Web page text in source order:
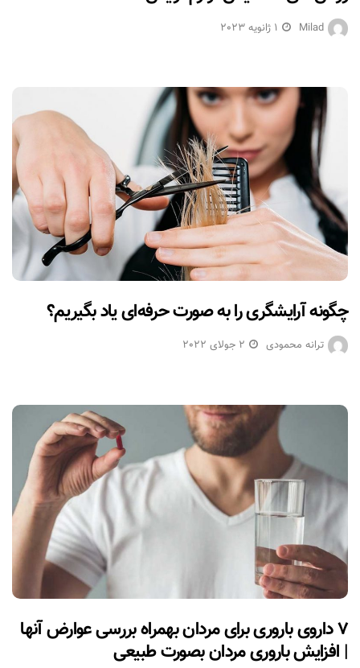
Milad 1 ژانویه 2023
چگونه آرایشگری را به صورت حرفه‌ای یاد بگیریم؟
ترانه محمودی 2 جولای 2022
۷ داروی باروری برای مردان بهمراه بررسی عوارض آنها
| افزایش باروری مردان بصورت طبیعی